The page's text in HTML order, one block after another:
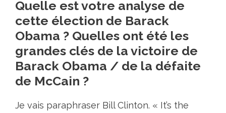
Quelle est votre analyse de
cette élection de Barack
Obama ? Quelles ont été les
grandes clés de la victoire de
Barack Obama / de la défaite
de McCain ?
Je vais paraphraser Bill Clinton. « It’s the